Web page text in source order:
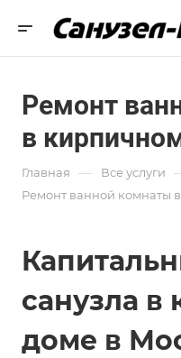
Ремонт
в
Главная — Все услуги
Ремонт ванной комнаты
санузла в
доме в